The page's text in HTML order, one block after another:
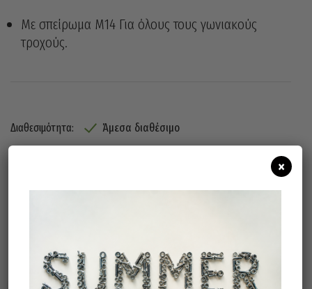
Με σπείρωμα Μ14 Για όλους τους γωνιακούς
τροχούς.
Διαθεσιμότητα: Άμεσα διαθέσιμο
×